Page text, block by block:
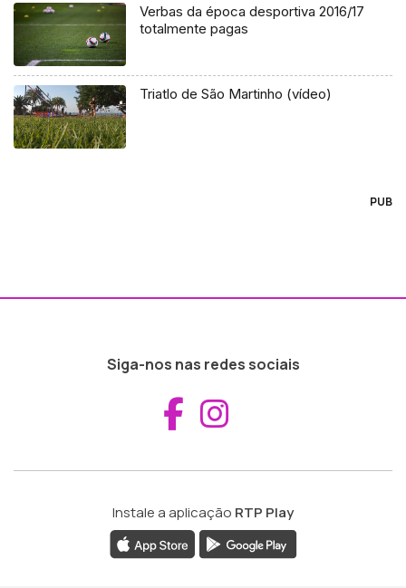
Verbas da época desportiva 2016/17
totalmente pagas
Triatlo de São Martinho (vídeo)
PUB
Siga-nos nas redes sociais
Aceder ao
Instale a aplicação RTP Play